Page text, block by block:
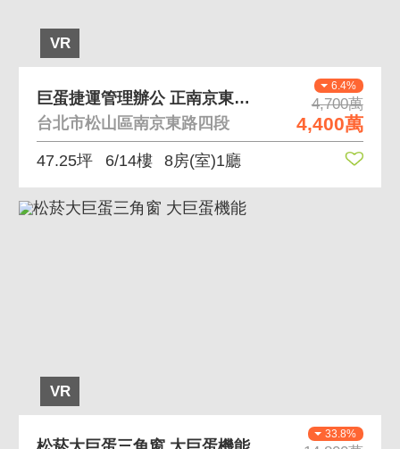
VR
6.4%
4,700萬
4,400萬
巨蛋捷運管理辦公 正南京東路四段門牌 小巨蛋捷運
台北市松山區南京東路四段
47.25坪 6/14樓 8房(室)1廳
VR
33.8%